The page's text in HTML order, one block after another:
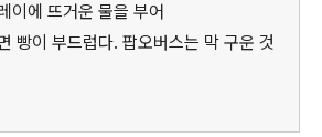
이에 뜨거운 물을 부어
드럽다. 팝오버스는 막 구운 것